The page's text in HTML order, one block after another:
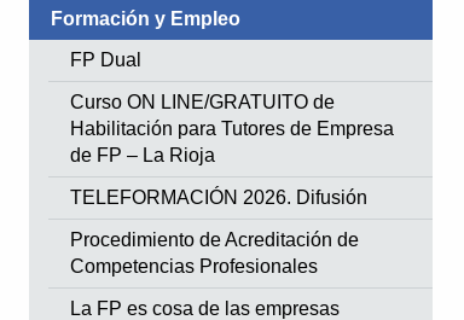
Formación y Empleo
FP Dual
Curso ON LINE/GRATUITO de
Habilitación para Tutores de Empresa
de FP – La Rioja
TELEFORMACIÓN 2026. Difusión
Procedimiento de Acreditación de
Competencias Profesionales
La FP es cosa de las empresas